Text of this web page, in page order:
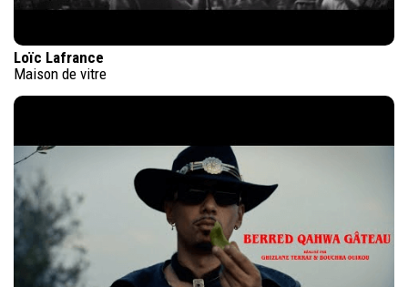
Loïc Lafrance
Maison de vitre